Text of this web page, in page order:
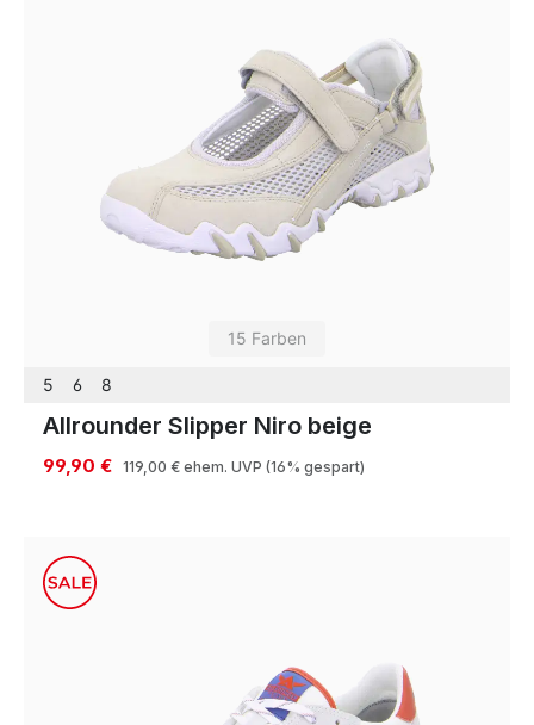
15 Farben
5 6 8
Allrounder Slipper Niro beige
99,90 € 119,00 € ehem. UVP (16% gespart)